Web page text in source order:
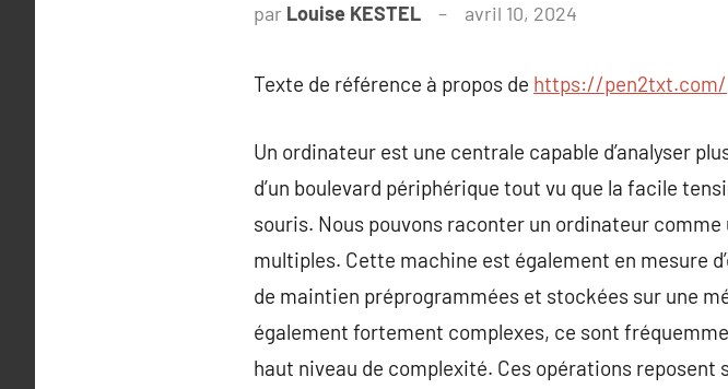
par Louise KESTEL avril 10, 2024
Texte de référence à propos de https://pen2txt.com/
Un ordinateur est une centrale capable d’analyser
d’un boulevard périphérique tout vu que la facile
souris. Nous pouvons raconter un ordinateur
multiples. Cette machine est également en mesure
de maintien préprogrammées et stockées sur une
également fortement complexes, ce sont
haut niveau de complexité. Ces opérations reposent